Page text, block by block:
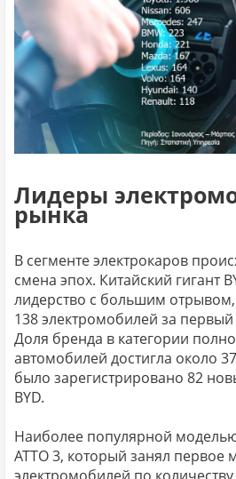
Лидеры
рынка
В сегменте электрокаров
смена эпох. Китайский гигант
лидерство с большим
138 электромобилей за первый
Доля бренда в категории
автомобилей достигла около
было зарегистрировано 82
BYD.
Наиболее популярной моделью
ATTO 3, который занял первое